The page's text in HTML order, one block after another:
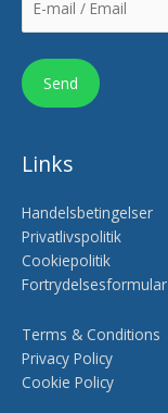
Links
Handelsbetingelser
Privatlivspolitik
Cookiepolitik
Fortrydelsesformular
Terms & Conditions
Privacy Policy
Cookie Policy